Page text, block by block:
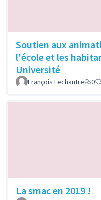
Soutien aux
l'école et les
Université
François Lechantre 0
La smac en 2019 !